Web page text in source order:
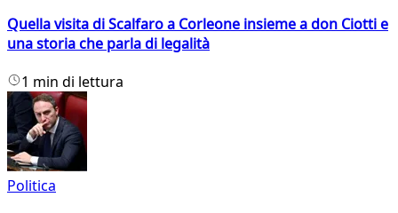
Quella visita di Scalfaro a Corleone insieme a don Ciotti e
una storia che parla di legalità
1 min di lettura
Politica